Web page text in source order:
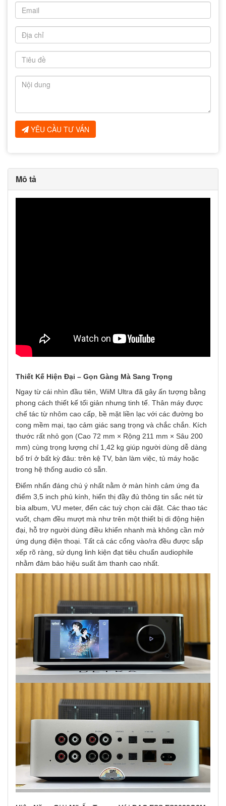
YÊU CẦU TƯ VẤN
Mô tả
Thiết Kế Hiện Đại – Gọn Gàng Mà Sang Trọng
Ngay từ cái nhìn đầu tiên, WiiM Ultra đã gây ấn tượng bằng
phong cách thiết kế tối giản nhưng tinh tế. Thân máy được
chế tác từ nhôm cao cấp, bề mặt liền lạc với các đường bo
cong mềm mại, tạo cảm giác sang trọng và chắc chắn. Kích
thước rất nhỏ gọn (Cao 72 mm × Rộng 211 mm × Sâu 200
mm) cùng trọng lượng chỉ 1,42 kg giúp người dùng dễ dàng
bố trí ở bất kỳ đâu: trên kệ TV, bàn làm việc, tủ máy hoặc
trong hệ thống audio có sẵn.
Điểm nhấn đáng chú ý nhất nằm ở màn hình cảm ứng đa
điểm 3,5 inch phủ kính, hiển thị đầy đủ thông tin sắc nét từ
bìa album, VU meter, đến các tuỳ chọn cài đặt. Các thao tác
vuốt, chạm đều mượt mà như trên một thiết bị di động hiện
đại, hỗ trợ người dùng điều khiển nhanh mà không cần mở
ứng dụng điện thoại. Tất cả các cổng vào/ra đều được sắp
xếp rõ ràng, sử dụng linh kiện đạt tiêu chuẩn audiophile
nhằm đảm bảo hiệu suất âm thanh cao nhất.